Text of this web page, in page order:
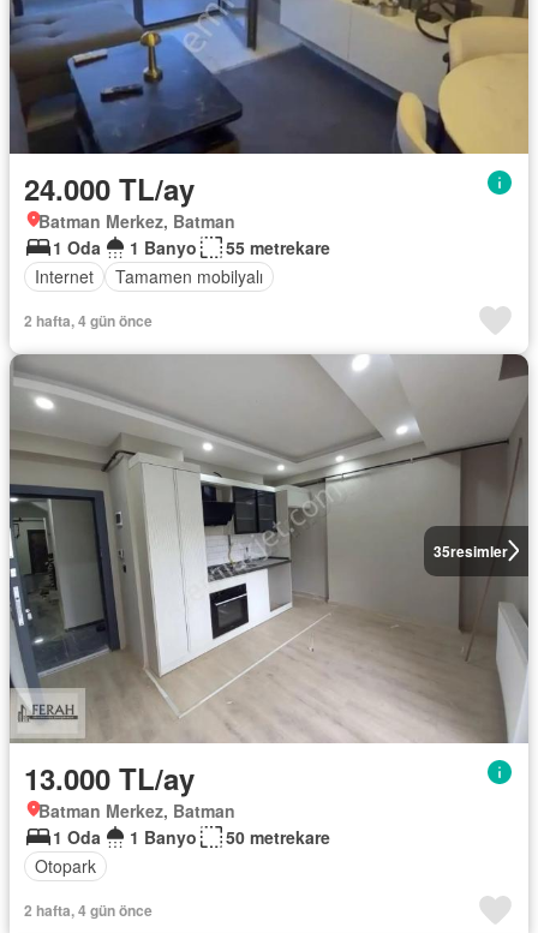
24.000 TL/ay
Batman Merkez, Batman
1 Oda
1 Banyo
55 metrekare
Internet
Tamamen mobilyalı
2 hafta, 4 gün önce
35resimler
13.000 TL/ay
Batman Merkez, Batman
1 Oda
1 Banyo
50 metrekare
Otopark
2 hafta, 4 gün önce